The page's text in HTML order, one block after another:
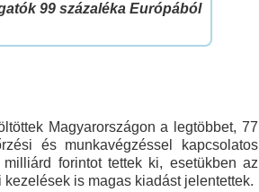
99 százaléka Európából
Magyarországon a legtöbbet, 77
és munkavégzéssel kapcsolatos
forintot tettek ki, esetükben az
is magas kiadást jelentettek.